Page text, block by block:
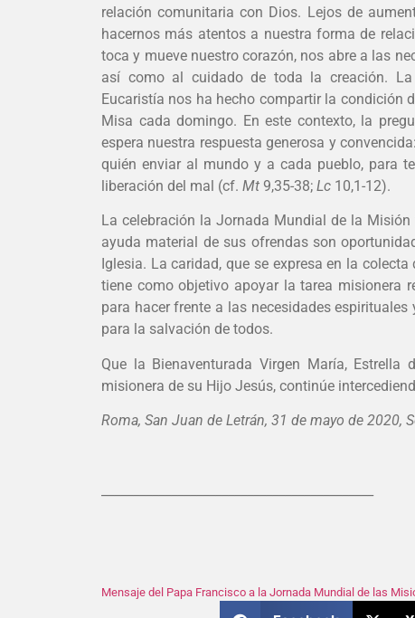
relación comunitaria con Dios. Lejos de
hacernos más atentos a nuestra forma de
toca y mueve nuestro corazón, nos abre a las
así como al cuidado de toda la creación.
Eucaristía nos ha hecho compartir la condición
Misa cada domingo. En este contexto, la
espera nuestra respuesta generosa y
quién enviar al mundo y a cada pueblo, para
liberación del mal (cf. Mt 9,35-38; Lc 10,1-12).
La celebración la Jornada Mundial de la
ayuda material de sus ofrendas son
Iglesia. La caridad, que se expresa en la
tiene como objetivo apoyar la tarea misionera
para hacer frente a las necesidades
para la salvación de todos.
Que la Bienaventurada Virgen María,
misionera de su Hijo Jesús, continúe
Roma, San Juan de Letrán, 31 de mayo de 2020,
Mensaje del Papa Francisco a la Jornada Mundial de las